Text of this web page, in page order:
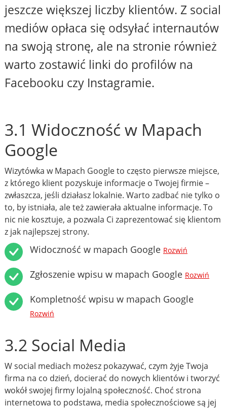
jeszcze większej liczby klientów. Z social
mediów opłaca się odsyłać internautów
na swoją stronę, ale na stronie również
warto zostawić linki do profilów na
Facebooku czy Instagramie.
3.1 Widoczność w Mapach
Google
Wizytówka w Mapach Google to często pierwsze miejsce,
z którego klient pozyskuje informacje o Twojej firmie –
zwłaszcza, jeśli działasz lokalnie. Warto zadbać nie tylko o
to, by istniała, ale też zawierała aktualne informacje. To
nic nie kosztuje, a pozwala Ci zaprezentować się klientom
z jak najlepszej strony.
Widoczność w mapach Google Rozwiń
Zgłoszenie wpisu w mapach Google Rozwiń
Kompletność wpisu w mapach Google
Rozwiń
3.2 Social Media
W social mediach możesz pokazywać, czym żyje Twoja
firma na co dzień, docierać do nowych klientów i tworzyć
wokół swojej firmy lojalną społeczność. Choć strona
internetowa to podstawa, media społecznościowe są jej